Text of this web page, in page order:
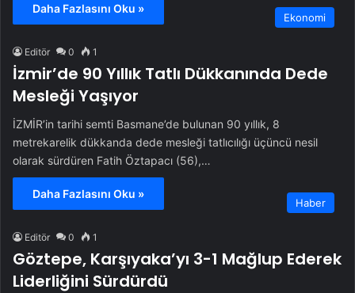
Daha Fazlasını Oku »
Ekonomi
Editör 0 1
İzmir’de 90 Yıllık Tatlı Dükkanında Dede
Mesleği Yaşıyor
İZMİR’in tarihi semti Basmane’de bulunan 90 yıllık, 8
metrekarelik dükkanda dede mesleği tatlıcılığı üçüncü nesil
olarak sürdüren Fatih Öztapacı (56),…
Daha Fazlasını Oku »
Haber
Editör 0 1
Göztepe, Karşıyaka’yı 3-1 Mağlup Ederek
Liderliğini Sürdürdü